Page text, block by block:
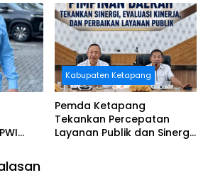
Kabupaten Ketapang
Pemda Ketapang
Tekankan Percepatan
Layanan Publik dan Sinergi